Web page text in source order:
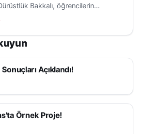
Bakkalı, öğrencilerin
bilincini geliştirmeyi amaçlıyor.
Açıklandı!
Örnek Proje!